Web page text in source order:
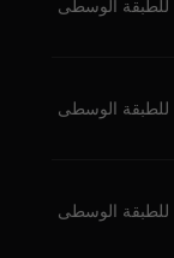
للطبقة الوسطى
للطبقة الوسطى
للطبقة الوسطى